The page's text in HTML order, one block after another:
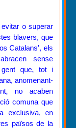
o superar
blavers, que
Catalans', els
sense
que, tot i
anomenant-
no acaben
comuna que
exclusiva, en
països de la